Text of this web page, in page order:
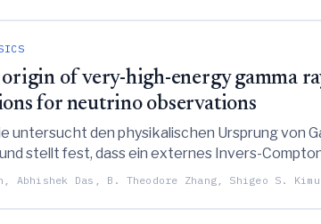
origin of very-high-energy gamma
for neutrino observations
untersucht den physikalischen Ursprung von
stellt fest, dass ein externes Invers-
am besten erklärt und einen
Abhishek Das, B. Theodore Zhang, Shigeo S.